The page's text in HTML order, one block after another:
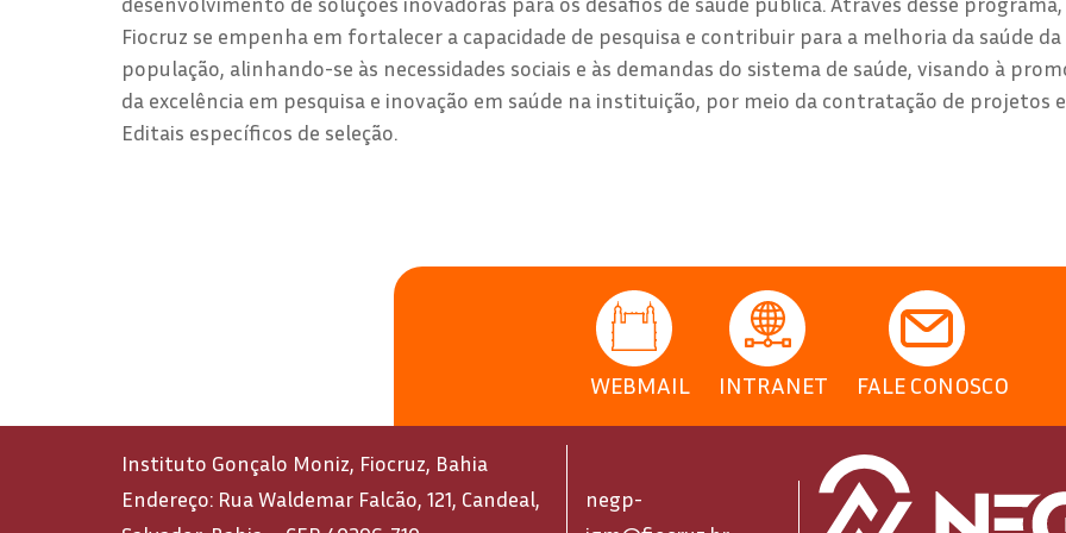
Fiocruz se empenha em fortalecer a capacidade de pesquisa e contribuir para a melhoria da saúde da
população, alinhando-se às necessidades sociais e às demandas do sistema de saúde, visando à
da excelência em pesquisa e inovação em saúde na instituição, por meio da contratação de projetos
Editais específicos de seleção.
WEBMAIL INTRANET FALE CONOSCO
Instituto Gonçalo Moniz, Fiocruz, Bahia
Endereço: Rua Waldemar Falcão, 121, Candeal,
negp-